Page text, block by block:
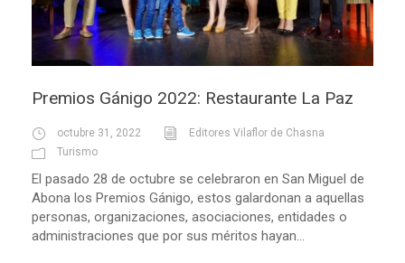
Premios Gánigo 2022: Restaurante La Paz
octubre 31, 2022
Editores Vilaflor de Chasna
Turismo
El pasado 28 de octubre se celebraron en San Miguel de
Abona los Premios Gánigo, estos galardonan a aquellas
personas, organizaciones, asociaciones, entidades o
administraciones que por sus méritos hayan...